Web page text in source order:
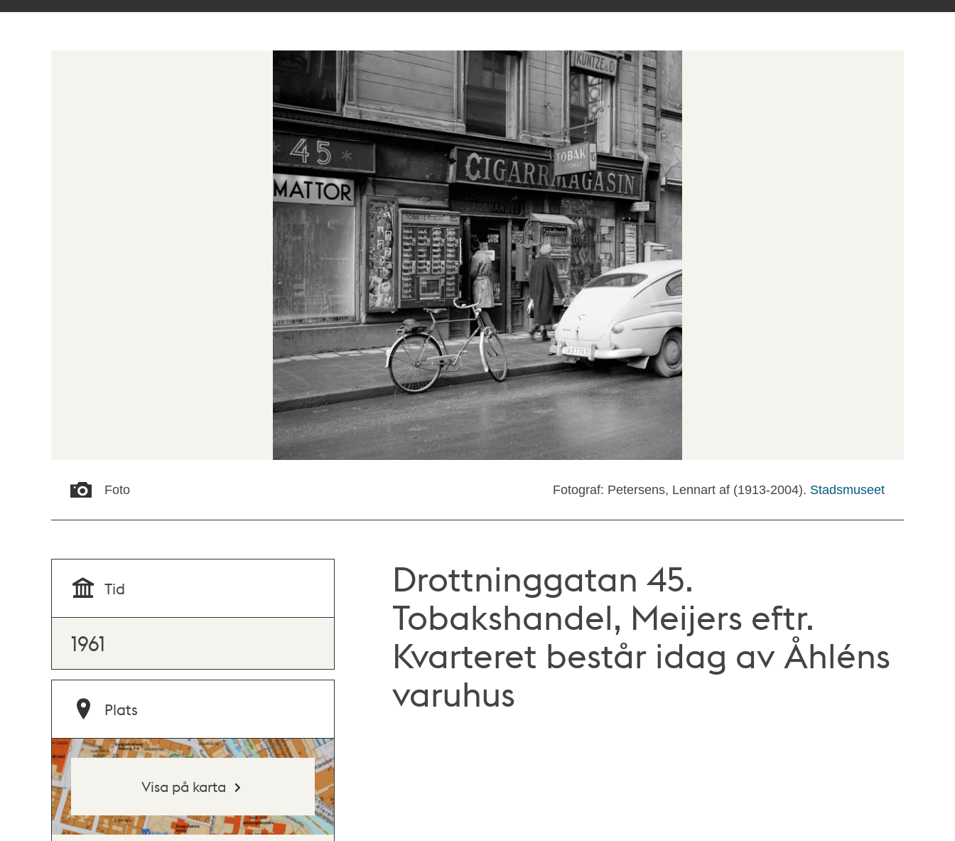
Foto Fotograf: Petersens, Lennart af (1913-2004). Stadsmuseet
Drottninggatan 45.
Tobakshandel, Meijers eftr.
Kvarteret består idag av Åhléns
varuhus
Tid
1961
Plats
Visa på karta